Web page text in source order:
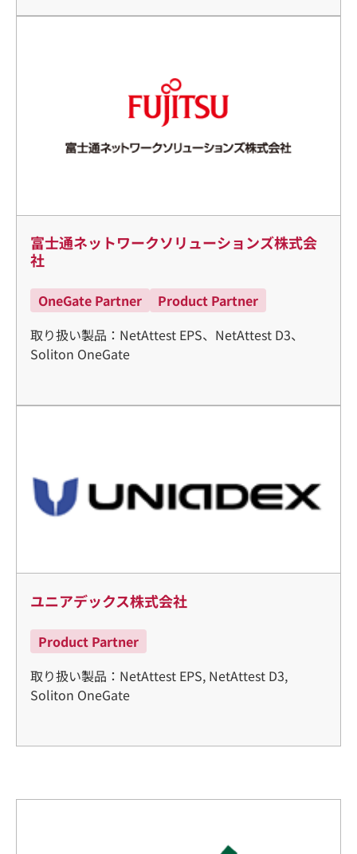
富士通ネットワークソリューションズ株式会
社
OneGate Partner
Product Partner
取り扱い製品：NetAttest EPS、NetAttest D3、
Soliton OneGate
ユニアデックス株式会社
Product Partner
取り扱い製品：NetAttest EPS, NetAttest D3,
Soliton OneGate